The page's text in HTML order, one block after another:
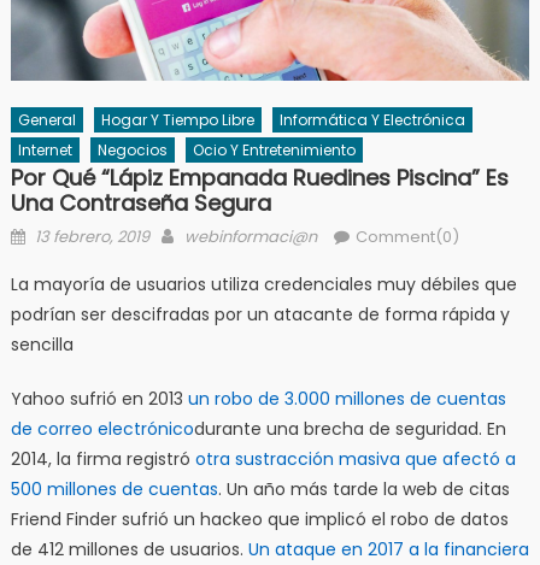
General Hogar Y Tiempo Libre
Informática Y Electrónica
Internet
Negocios Ocio Y Entretenimiento
Por Qué “lápiz Empanada Ruedines Piscina” Es
Una Contraseña Segura
Posted
13 febrero, 2019 Author
webinformaci@n Comment(0)
La mayoría de usuarios utiliza credenciales muy débiles que
podrían ser descifradas por un atacante de forma rápida y
sencilla
Yahoo sufrió en 2013 un robo de 3.000 millones de cuentas
de correo electrónicodurante una brecha de seguridad. En
2014, la firma registró otra sustracción masiva que afectó a
500 millones de cuentas. Un año más tarde la web de citas
Friend Finder sufrió un hackeo que implicó el robo de datos
de 412 millones de usuarios. Un ataque en 2017 a la financiera